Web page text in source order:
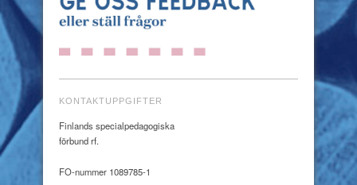
KONTAKTUPPGIFTER
Finlands specialpedagogiska
förbund rf.
FO-nummer 1089785-1